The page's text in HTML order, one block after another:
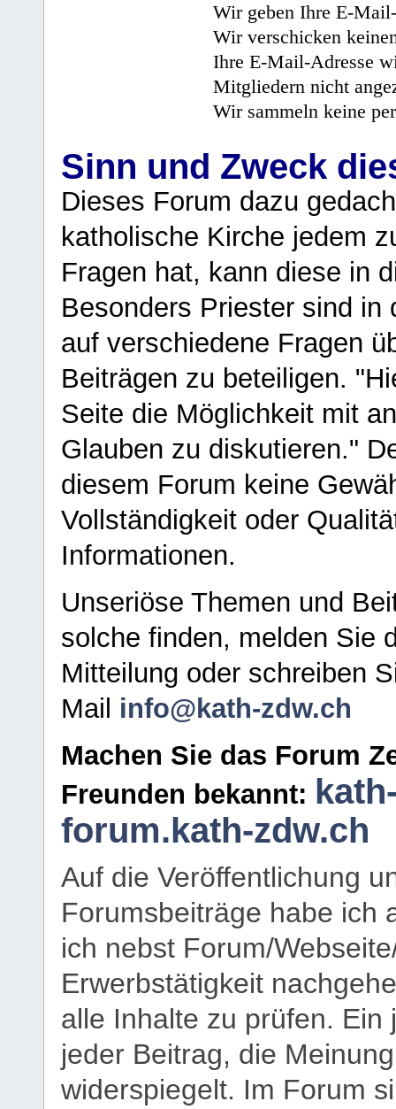
Wir geben Ihre E-
Wir verschicken
Ihre E-Mail-Adresse
Mitgliedern nicht
Wir sammeln keine
Sinn und Zweck
Dieses Forum dazu
katholische Kirche jedem
Fragen hat, kann diese in
Besonders Priester sind in
auf verschiedene Fragen
Beiträgen zu beteiligen.
Seite die Möglichkeit mit
Glauben zu diskutieren."
diesem Forum keine
Vollständigkeit oder
Informationen.
Unseriöse Themen und
solche finden, melden Sie
Mitteilung oder schreiben
Mail info@kath-zdw.ch
Machen Sie das Forum
Freunden bekannt:
forum.kath-zdw.ch
Auf die Veröffentlichung
Forumsbeiträge habe ich
ich nebst Forum/
Erwerbstätigkeit
alle Inhalte zu prüfen.
jeder Beitrag, die
widerspiegelt. Im Forum